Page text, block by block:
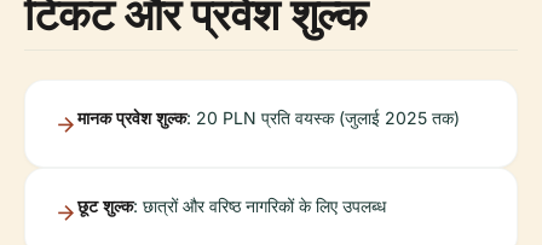
टिकट और प्रवेश शुल्क
मानक प्रवेश शुल्क: 20 PLN प्रति वयस्क (जुलाई 2025 तक)
छूट शुल्क: छात्रों और वरिष्ठ नागरिकों के लिए उपलब्ध